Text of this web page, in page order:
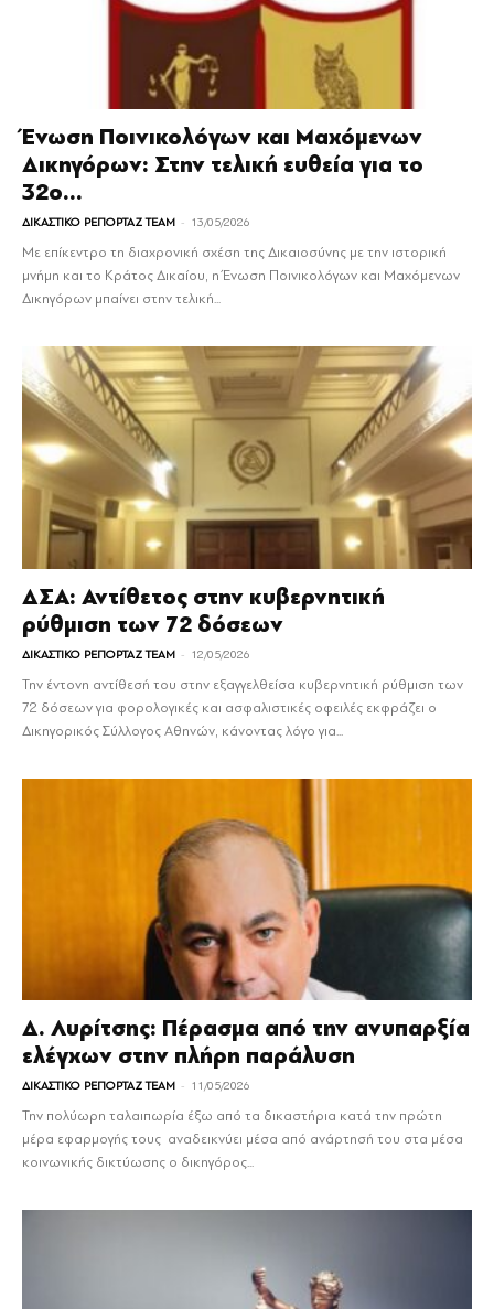
Ένωση Ποινικολόγων και Μαχόμενων
Δικηγόρων: Στην τελική ευθεία για το
32ο...
ΔΙΚΑΣΤΙΚΟ ΡΕΠΟΡΤΑΖ TEAM - 13/05/2026
Με επίκεντρο τη διαχρονική σχέση της Δικαιοσύνης με την ιστορική
μνήμη και το Κράτος Δικαίου, η Ένωση Ποινικολόγων και Μαχόμενων
Δικηγόρων μπαίνει στην τελική...
ΔΣΑ: Αντίθετος στην κυβερνητική
ρύθμιση των 72 δόσεων
ΔΙΚΑΣΤΙΚΟ ΡΕΠΟΡΤΑΖ TEAM - 12/05/2026
Την έντονη αντίθεσή του στην εξαγγελθείσα κυβερνητική ρύθμιση των
72 δόσεων για φορολογικές και ασφαλιστικές οφειλές εκφράζει ο
Δικηγορικός Σύλλογος Αθηνών, κάνοντας λόγο για...
Δ. Λυρίτσης: Πέρασμα από την ανυπαρξία
ελέγχων στην πλήρη παράλυση
ΔΙΚΑΣΤΙΚΟ ΡΕΠΟΡΤΑΖ TEAM - 11/05/2026
Την πολύωρη ταλαιπωρία έξω από τα δικαστήρια κατά την πρώτη
μέρα εφαρμογής τους αναδεικνύει μέσα από ανάρτησή του στα μέσα
κοινωνικής δικτύωσης ο δικηγόρος...